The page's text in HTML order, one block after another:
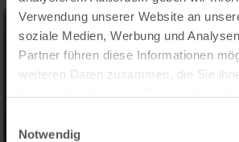
Verwendung unserer Website an
soziale Medien, Werbung und
Partner führen diese Informationen
weiteren Daten zusammen, die Sie
Notwendig